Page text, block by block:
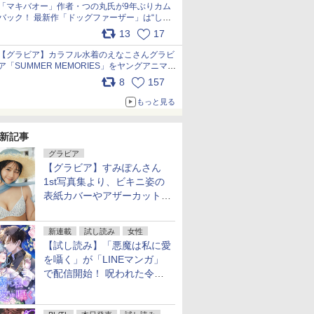
マキバオー」作者・つの丸氏が9年ぶりカム
ック！ 最新作「ドッグファーザー」は“しゃ
らない動物”とのリアルな暮らしを描く 「も
これ以上の幸せはない」……一緒に暮らす愛
犬たちへ… pic.x.com/hEr88DgVyD
13 17
グラビア】カラフル水着のえなこさんグラビ
「SUMMER MEMORIES」をヤングアニマル
Webで公開中 pic.x.com/wdmmjZ7DnV
8 157
もっと見る
記事
グラビア
【グラビア】すみぽんさん
1st写真集より、ビキニ姿の
表紙カバーやアザーカットを
新連載 試し読み 女性
【試し読み】「悪魔は私に愛
を囁く」が「LINEマンガ」
で配信開始！ 呪われた令嬢×